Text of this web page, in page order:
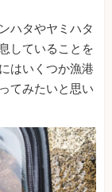
ハタやヤミハタ
していることを
はいくつか漁港
てみたいと思い